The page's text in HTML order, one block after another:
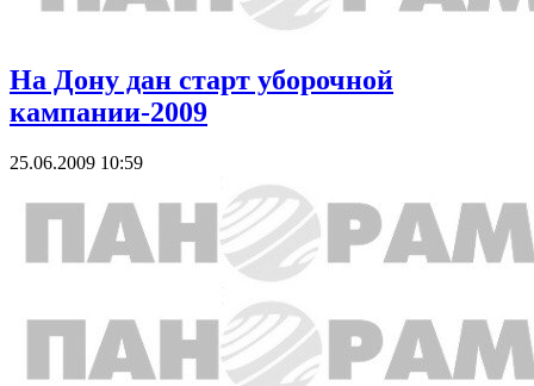
На Дону дан старт уборочной
кампании-2009
25.06.2009 10:59